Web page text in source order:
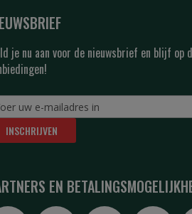
je nu aan voor de nieuwsbrief en blijf op
INSCHRIJVEN
EN